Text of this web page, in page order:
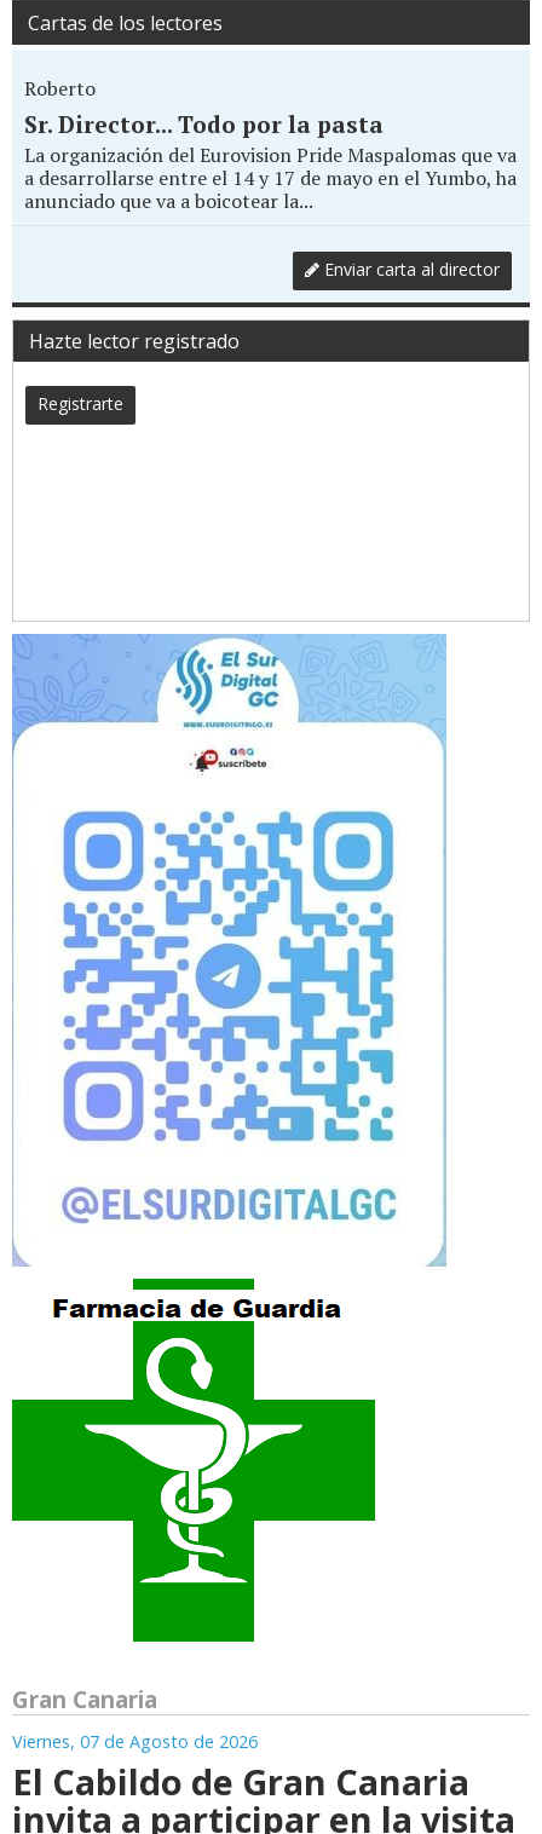
Cartas de los lectores
Roberto
Sr. Director... Todo por la pasta
La organización del Eurovision Pride Maspalomas que va
a desarrollarse entre el 14 y 17 de mayo en el Yumbo, ha
anunciado que va a boicotear la...
Enviar carta al director
Hazte lector registrado
Registrarte
Gran Canaria
Viernes, 07 de Agosto de 2026
El Cabildo de Gran Canaria
invita a participar en la visita